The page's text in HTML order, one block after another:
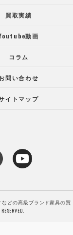
買取実績
動画
コラム
問い合わせ
イトマップ
どの高級ブランド家具の買